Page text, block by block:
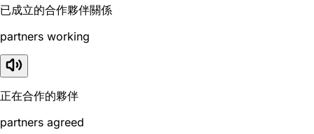
已成立的合作夥伴關係
partners working
正在合作的夥伴
partners agreed